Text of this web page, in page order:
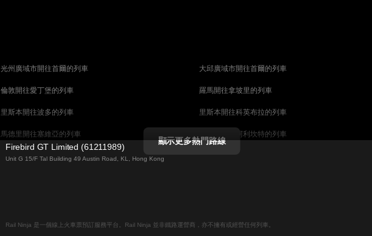
光州廣域市開往首爾的列車 大邱廣域市開往首爾的列車
倫敦開往愛丁堡的列車 羅馬開往拿坡里的列車
里斯本開往波多的列車 里斯本開往科英布拉的列車
馬德里開往塞維亞的列車 馬德里開往阿利坎特的列車
巴塞罗那開往塞維亞的列車
首爾開往大邱廣域市的列車 首爾開往釜山的列車
顯示更多熱門路線
Firebird GT Limited (61211989)
Unit G 15/F Tal Building 49 Austin Road, KL, Hong Kong
Rail Ninja 是一個線上火車票預訂服務平台。Rail Ninja 並非鐵路運營商，亦不擁有或經營任何列車。